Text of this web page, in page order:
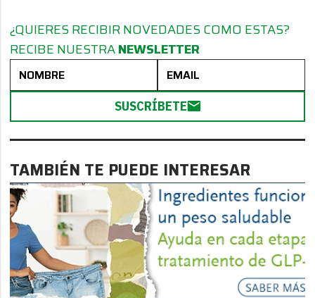
¿QUIERES RECIBIR NOVEDADES COMO ESTAS?
RECIBE NUESTRANEWSLETTER
SUSCRÍBETE
TAMBIÉN TE PUEDE INTERESAR